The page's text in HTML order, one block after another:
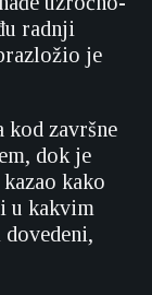
radnji
je
kod završne
dok je
kako
u kakvim